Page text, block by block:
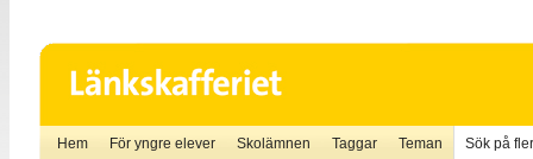
Hem För yngre elever Skolämnen Taggar Teman Sök på